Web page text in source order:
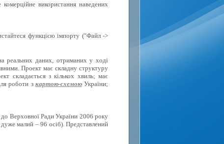
використання наведених
функцією імпорту ("Файл ->
реальних даних, отриманих у ході
Проект має складну структуру
складається з кількох хвиль; має
роботи з картою-схемоюУкраїни;
Верховної Ради України 2006 року
дуже малий – 96 осіб). Представлений